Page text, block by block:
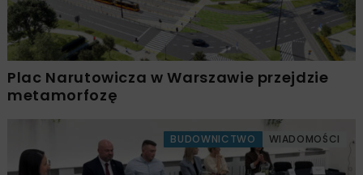
Plac Narutowicza w Warszawie przejdzie
metamorfozę
BUDOWNICTWO WIADOMOŚCI